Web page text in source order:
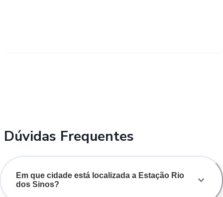
Dúvidas Frequentes
Em que cidade está localizada a Estação Rio
dos Sinos?